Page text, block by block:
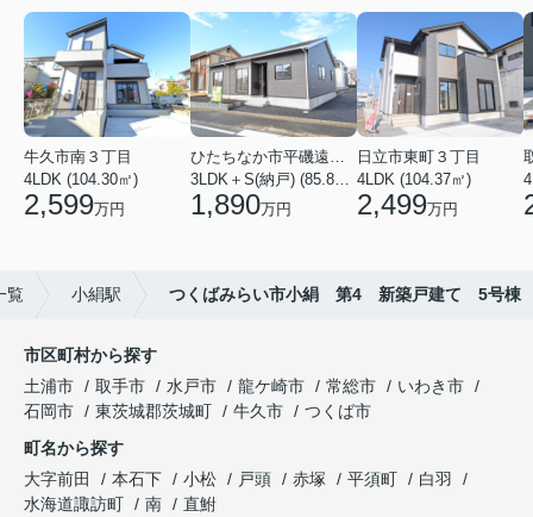
牛久市南３丁目
4LDK (104.30㎡)
2,599万円
ひたちなか市平磯遠原町
3LDK＋S(納戸) (85.86㎡)
1,890万円
日立市東町３丁目
4LDK (104.37㎡)
2,499万円
覧 小絹駅 つくばみらい市小絹 第4 新築戸建て 5号棟
市区町村から探す
土浦市
取手市 水戸市 龍ケ崎市 常総市
いわき市
石岡市
東茨城郡茨城町 牛久市
つくば市
町名から探す
大字前田
本石下 小松 戸頭 赤塚 平須町
白羽
水海道諏訪町
南
直鮒